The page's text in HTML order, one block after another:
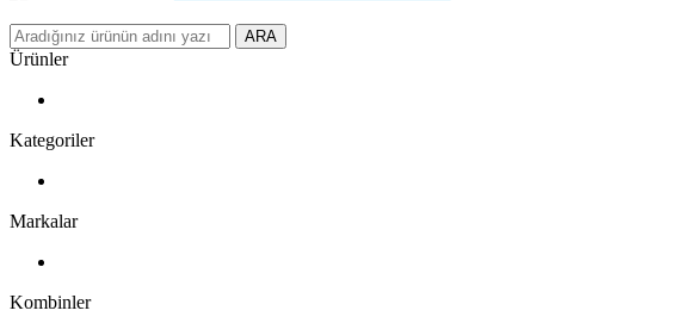
ARA
Ürünler
Kategoriler
Markalar
Kombinler